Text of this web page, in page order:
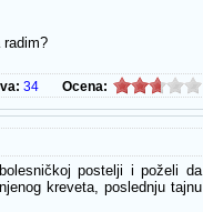
34 Ocena:
postelji i poželi da
kreveta, poslednju tajnu